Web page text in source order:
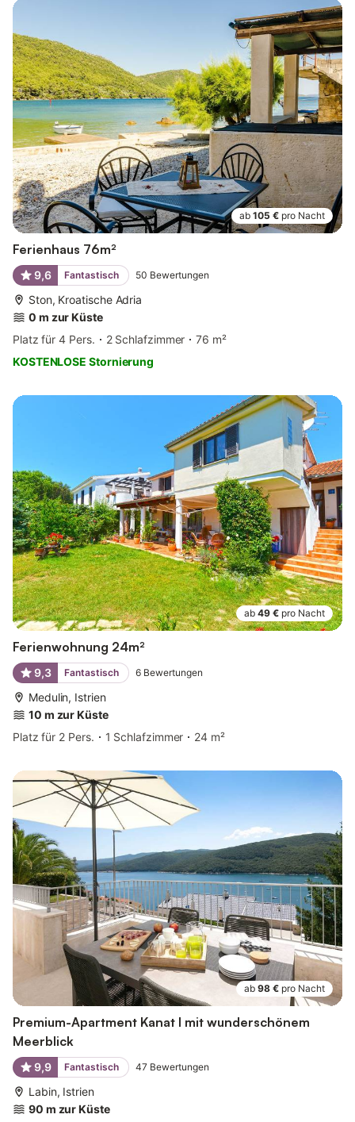
ab 105 € pro Nacht
Ferienhaus 76m²
9,6 Fantastisch 50 Bewertungen
Ston, Kroatische Adria
0 m zur Küste
Platz für 4 Pers.
2 Schlafzimmer
76 m²
KOSTENLOSE Stornierung
ab 49 € pro Nacht
Ferienwohnung 24m²
9,3 Fantastisch 6 Bewertungen
Medulin, Istrien
10 m zur Küste
Platz für 2 Pers.
1 Schlafzimmer 24 m²
ab 98 € pro Nacht
Premium-Apartment Kanat I mit wunderschönem
Meerblick
9,9 Fantastisch 47 Bewertungen
Labin, Istrien
90 m zur Küste